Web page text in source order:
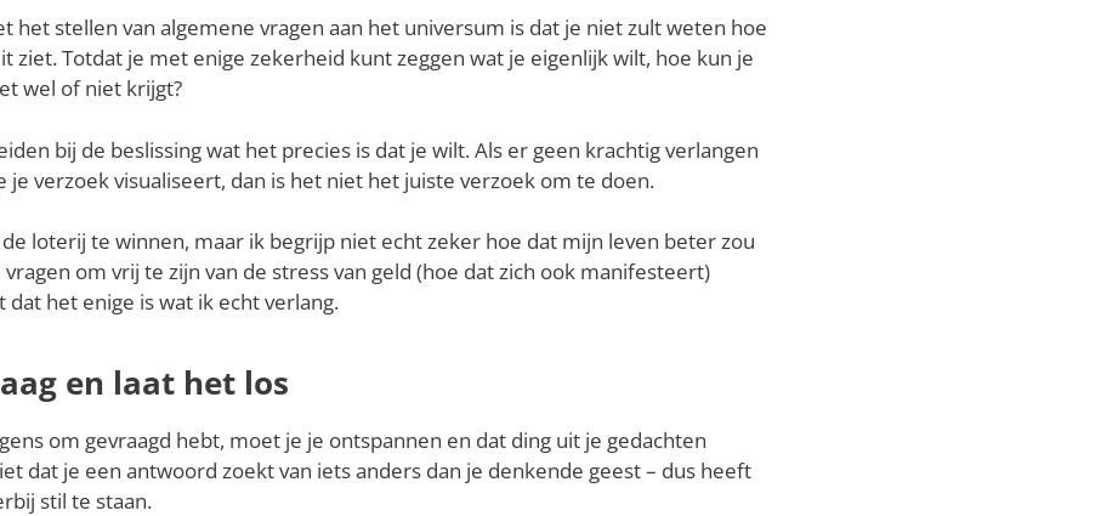
het stellen van algemene vragen aan het universum is dat je niet zult weten hoe
ziet. Totdat je met enige zekerheid kunt zeggen wat je eigenlijk wilt, hoe kun je
wel of niet krijgt?
bij de beslissing wat het precies is dat je wilt. Als er geen krachtig verlangen
je verzoek visualiseert, dan is het niet het juiste verzoek om te doen.
loterij te winnen, maar ik begrijp niet echt zeker hoe dat mijn leven beter zou
om vrij te zijn van de stress van geld (hoe dat zich ook manifesteert)
dat het enige is wat ik echt verlang.
en laat het los
om gevraagd hebt, moet je je ontspannen en dat ding uit je gedachten
dat je een antwoord zoekt van iets anders dan je denkende geest – dus heeft
stil te staan.